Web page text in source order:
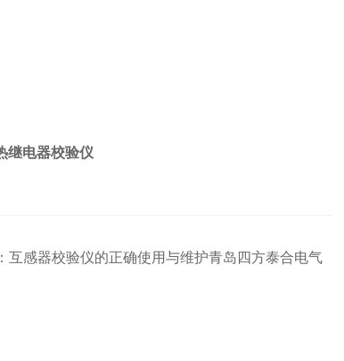
继电器校验仪
互感器校验仪的正确使用与维护青岛四方泰合电气